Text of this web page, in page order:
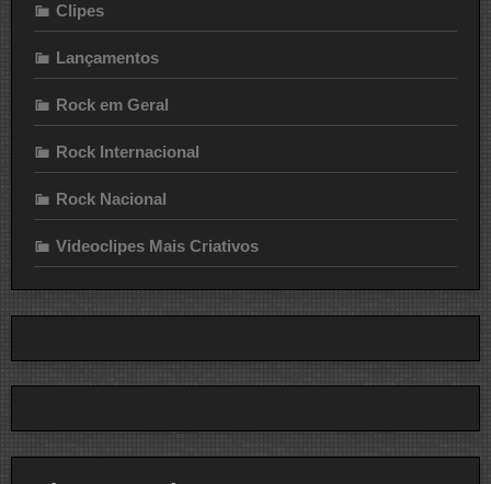
Clipes
Lançamentos
Rock em Geral
Rock Internacional
Rock Nacional
Videoclipes Mais Criativos